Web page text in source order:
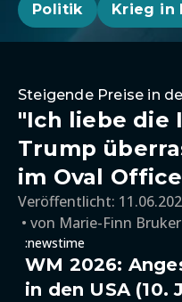
Politik Krieg in
Steigende Preise in
"Ich liebe die
Trump
im Oval Office
Veröffentlicht:
von Marie-Finn Bruker
:newstime
WM 2026:
in den USA (10.